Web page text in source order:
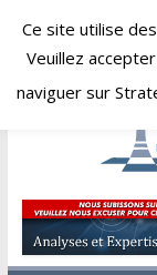
Skip
Expertise
Ce site utilise
Veuillez
naviguer sur